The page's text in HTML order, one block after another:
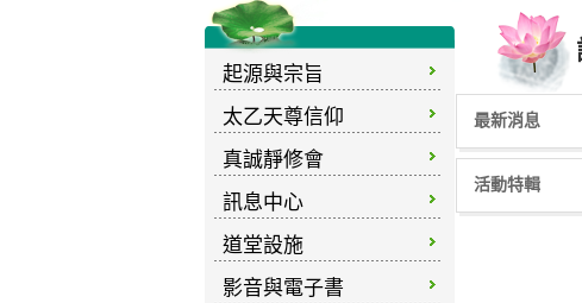
起源與宗旨
太乙天尊信仰
真誠靜修會
訊息中心
道堂設施
影音與電子書
最新消息
活動特輯